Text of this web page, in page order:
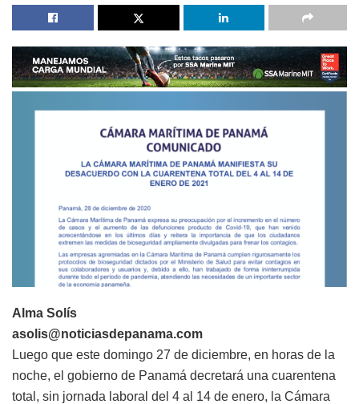
Alma Solís
asolis@noticiasdepanama.com
Luego que este domingo 27 de diciembre, en horas de la
noche, el gobierno de Panamá decretará una cuarentena
total, sin jornada laboral del 4 al 14 de enero, la Cámara